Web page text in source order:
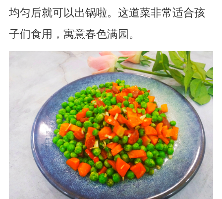
均匀后就可以出锅啦。这道菜非常适合孩
子们食用，寓意春色满园。